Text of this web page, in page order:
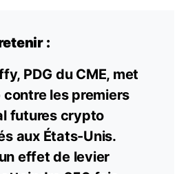
:
PDG du CME, met
contre les premiers
futures crypto
aux États-Unis.
effet de levier